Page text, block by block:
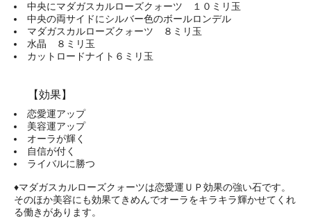
中央にマダガスカルローズクォーツ １０ミリ玉
中央の両サイドにシルバー色のボールロンデル
マダガスカルローズクォーツ ８ミリ玉
水晶 ８ミリ玉
カットロードナイト６ミリ玉
【効果】
恋愛運アップ
美容運アップ
オーラが輝く
自信が付く
ライバルに勝つ
♦マダガスカルローズクォーツは恋愛運ＵＰ効果の強い石です。
そのほか美容にも効果てきめんでオーラをキラキラ輝かせてくれ
る働きがあります。